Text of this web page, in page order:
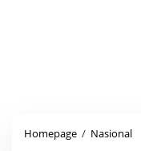
Homepage / Nasional